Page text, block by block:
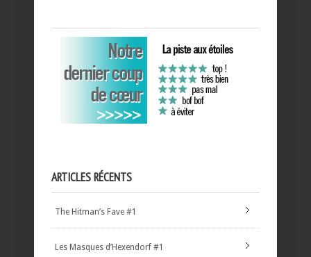
ARTICLES RÉCENTS
The Hitman’s Fave #1
Les Masques d’Hexendorf #1